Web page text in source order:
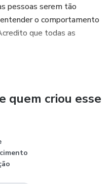
pessoas serem tão
o comportamento
que todas as
quem criou esse